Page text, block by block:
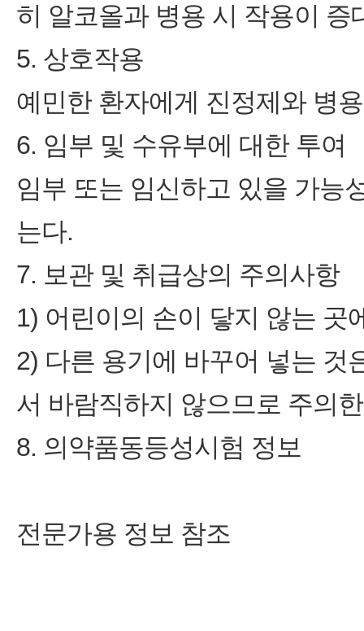
히 알코올과 병용 시 작용이 증
5. 상호작용
예민한 환자에게 진정제와 병
6. 임부 및 수유부에 대한 투여
임부 또는 임신하고 있을 가능
는다.
7. 보관 및 취급상의 주의사항
1) 어린이의 손이 닿지 않는 곳
2) 다른 용기에 바꾸어 넣는 것
서 바람직하지 않으므로 주의
8. 의약품동등성시험 정보
전문가용 정보 참조